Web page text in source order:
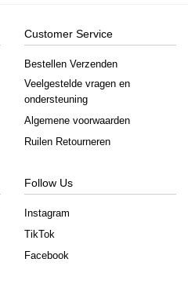
Customer Service
Bestellen Verzenden
Veelgestelde vragen en
ondersteuning
Algemene voorwaarden
Ruilen Retourneren
Follow Us
Instagram
TikTok
Facebook